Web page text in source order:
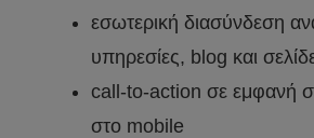
εσωτερική διασύνδεση
υπηρεσίες, blog και
call-to-action σε εμφανή
στο mobile